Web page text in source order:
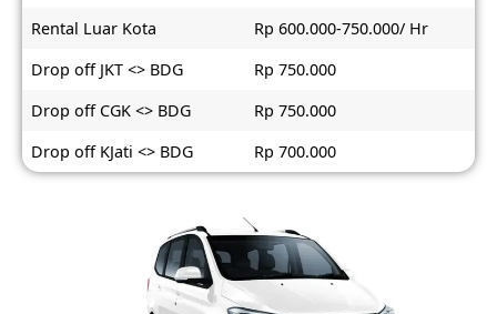
Rental Luar Kota
Rp 600.000-750.000/ Hr
Drop off JKT <> BDG
Rp 750.000
Drop off CGK <> BDG
Rp 750.000
Drop off KJati <> BDG
Rp 700.000